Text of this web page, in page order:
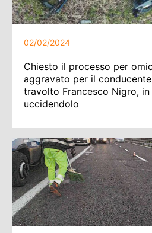
02/02/2024
Chiesto il processo per
aggravato per il
travolto Francesco Nigro,
uccidendolo